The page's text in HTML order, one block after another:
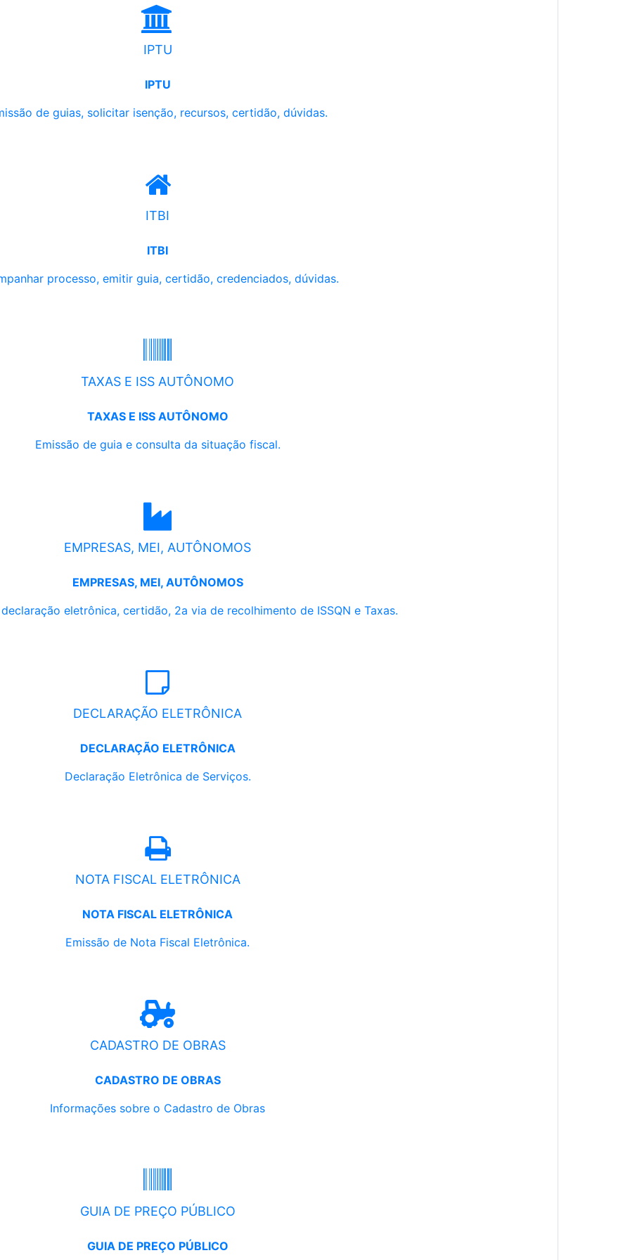
IPTU
IPTU
de guias, solicitar isenção, recursos, certidão, dúvidas.
ITBI
ITBI
processo, emitir guia, certidão, credenciados, dúvidas.
TAXAS E ISS AUTÔNOMO
TAXAS E ISS AUTÔNOMO
Emissão de guia e consulta da situação fiscal.
EMPRESAS, MEI, AUTÔNOMOS
EMPRESAS, MEI, AUTÔNOMOS
eletrônica, certidão, 2a via de recolhimento de ISSQN e Taxas.
DECLARAÇÃO ELETRÔNICA
DECLARAÇÃO ELETRÔNICA
Declaração Eletrônica de Serviços.
NOTA FISCAL ELETRÔNICA
NOTA FISCAL ELETRÔNICA
Emissão de Nota Fiscal Eletrônica.
CADASTRO DE OBRAS
CADASTRO DE OBRAS
Informações sobre o Cadastro de Obras
GUIA DE PREÇO PÚBLICO
GUIA DE PREÇO PÚBLICO